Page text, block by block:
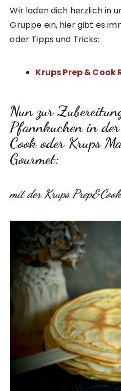
Wir laden dich herzlich in
Gruppe ein, hier gibt es
oder Tipps und Tricks:
Krups Prep &
Nun zur
Pfannkuchen in
Cook oder Krups
Gourmet:
mit der Krups